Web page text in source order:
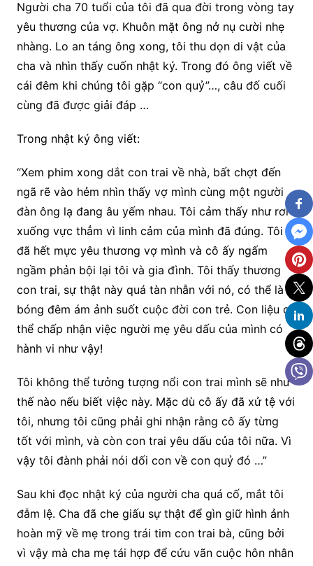
Người cha 70 tuổi của tôi đã qua đời trong vòng tay
yêu thương của vợ. Khuôn mặt ông nở nụ cười nhẹ
nhàng. Lo an táng ông xong, tôi thu dọn di vật của
cha và nhìn thấy cuốn nhật ký. Trong đó ông viết về
cái đêm khi chúng tôi gặp “con quỷ”…, câu đố cuối
cùng đã được giải đáp …
Trong nhật ký ông viết:
“Xem phim xong dắt con trai về nhà, bất chợt đến
ngã rẽ vào hẻm nhìn thấy vợ mình cùng một người
đàn ông lạ đang âu yếm nhau. Tôi cảm thấy như rơi
xuống vực thẳm vì linh cảm của mình đã đúng. Tôi
đã hết mực yêu thương vợ mình và cô ấy ngấm
ngầm phản bội lại tôi và gia đình. Tôi thấy thương
con trai, sự thật này quá tàn nhẫn với nó, có thể là
bóng đêm ám ảnh suốt cuộc đời con trẻ. Con liệu có
thể chấp nhận việc người mẹ yêu dấu của mình có
hành vi như vậy!
Tôi không thể tưởng tượng nổi con trai mình sẽ như
thế nào nếu biết việc này. Mặc dù cô ấy đã xử tệ với
tôi, nhưng tôi cũng phải ghi nhận rằng cô ấy từng
tốt với mình, và còn con trai yêu dấu của tôi nữa. Vì
vậy tôi đành phải nói dối con về con quỷ đó …”
Sau khi đọc nhật ký của người cha quá cố, mắt tôi
đẫm lệ. Cha đã che giấu sự thật để gìn giữ hình ảnh
hoàn mỹ về mẹ trong trái tim con trai bà, cũng bởi
vì vậy mà cha mẹ tái hợp để cứu vãn cuộc hôn nhân